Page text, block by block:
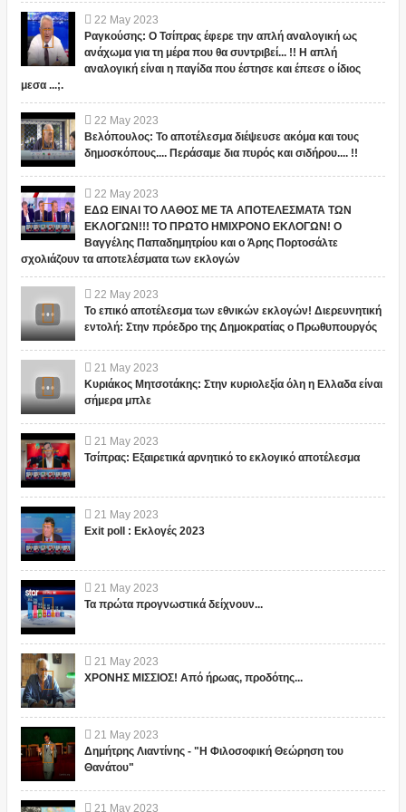
22 May 2023
Ραγκούσης: Ο Τσίπρας έφερε την απλή αναλογική ως
ανάχωμα για τη μέρα που θα συντριβεί... !! Η απλή
αναλογική είναι η παγίδα που έστησε και έπεσε ο ίδιος
μεσα ...;.
22 May 2023
Βελόπουλος: Το αποτέλεσμα διέψευσε ακόμα και τους
δημοσκόπους.... Περάσαμε δια πυρός και σιδήρου.... !!
22 May 2023
ΕΔΩ ΕΙΝΑΙ ΤΟ ΛΑΘΟΣ ΜΕ ΤΑ ΑΠΟΤΕΛΕΣΜΑΤΑ ΤΩΝ
ΕΚΛΟΓΩΝ!!! ΤΟ ΠΡΩΤΟ ΗΜΙΧΡΟΝΟ ΕΚΛΟΓΩΝ! Ο
Βαγγέλης Παπαδημητρίου και ο Άρης Πορτοσάλτε
σχολιάζουν τα αποτελέσματα των εκλογών
22 May 2023
Το επικό αποτέλεσμα των εθνικών εκλογών! Διερευνητική
εντολή: Στην πρόεδρο της Δημοκρατίας ο Πρωθυπουργός
21 May 2023
Κυριάκος Μητσοτάκης: Στην κυριολεξία όλη η Ελλαδα είναι
σήμερα μπλε
21 May 2023
Τσίπρας: Εξαιρετικά αρνητικό το εκλογικό αποτέλεσμα
21 May 2023
Exit poll : Εκλογές 2023
21 May 2023
Τα πρώτα προγνωστικά δείχνουν...
21 May 2023
ΧΡΟΝΗΣ ΜΙΣΣΙΟΣ! Από ήρωας, προδότης...
21 May 2023
Δημήτρης Λιαντίνης - "Η Φιλοσοφική Θεώρηση του
Θανάτου"
21 May 2023